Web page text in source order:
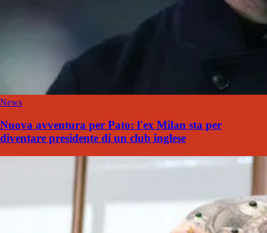
News
Nuova avventura per Pato: l'ex Milan sta per
diventare presidente di un club inglese